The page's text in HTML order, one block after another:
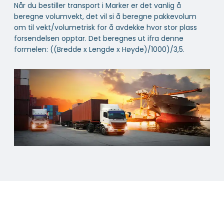
Når du bestiller transport i Marker er det vanlig å
beregne volumvekt, det vil si å beregne pakkevolum
om til vekt/volumetrisk for å avdekke hvor stor plass
forsendelsen opptar. Det beregnes ut ifra denne
formelen: ((Bredde x Lengde x Høyde)/1000)/3,5.